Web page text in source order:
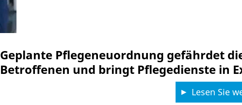
Geplante Pflegeneuordnung gefährdet
Betroffenen und bringt Pflegedienste in
Lesen Sie